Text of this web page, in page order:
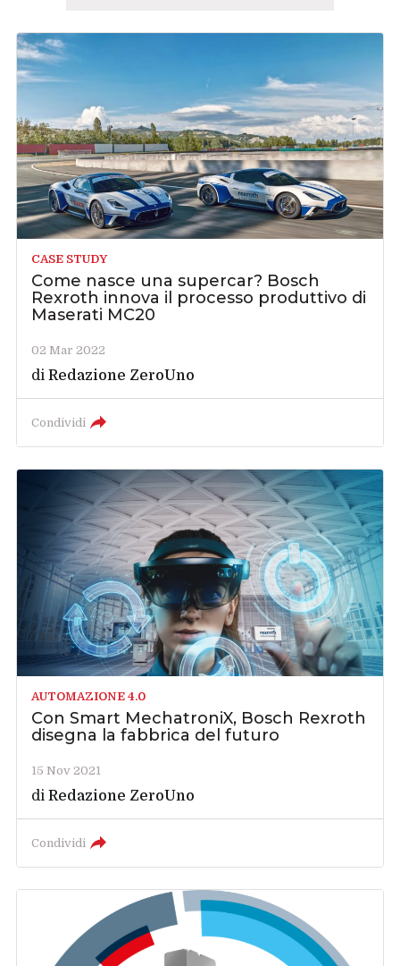
CASE STUDY
Come nasce una supercar? Bosch
Rexroth innova il processo produttivo di
Maserati MC20
02 Mar 2022
diRedazione ZeroUno
Condividi
AUTOMAZIONE 4.0
Con Smart MechatroniX, Bosch Rexroth
disegna la fabbrica del futuro
15 Nov 2021
diRedazione ZeroUno
Condividi